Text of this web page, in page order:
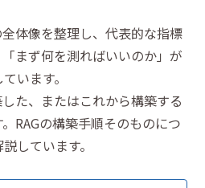
体像を整理し、代表的な指標
まず何を測ればいいのか」が
います。
た、またはこれから構築する
RAGの構築手順そのものにつ
しています。